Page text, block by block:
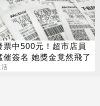
票中500元！超市店員
催簽名 她獎金竟然飛了
活